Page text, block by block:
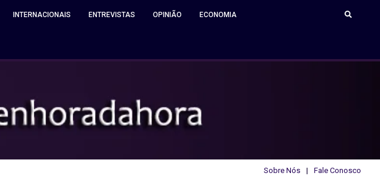
INTERNACIONAIS ENTREVISTAS OPINIÃO ECONOMIA
Sobre Nós Fale Conosco